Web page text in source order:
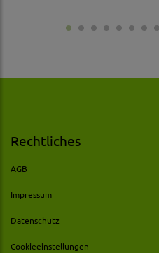
Rechtliches
AGB
Impressum
Datenschutz
Cookieeinstellungen